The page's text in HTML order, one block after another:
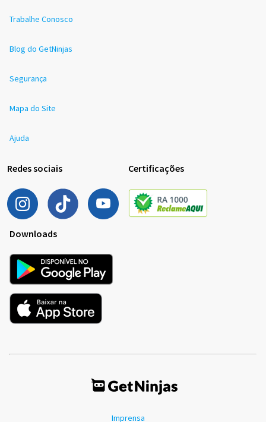
Trabalhe Conosco
Blog do GetNinjas
Segurança
Mapa do Site
Ajuda
Redes sociais Certificações
Downloads
Imprensa